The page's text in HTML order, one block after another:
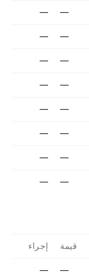
—
—
—
—
—
—
—
—
—
—
—
—
—
—
—
—
قيمة إجراء
—
—